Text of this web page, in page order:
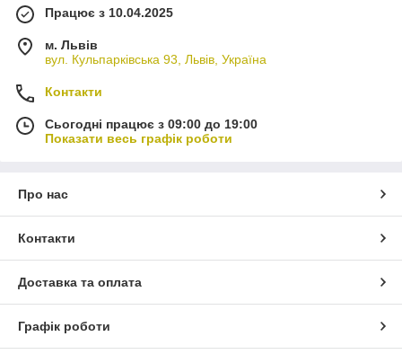
Працює з 10.04.2025
м. Львів
вул. Кульпарківська 93, Львів, Україна
Контакти
Сьогодні працює з 09:00 до 19:00
Показати весь графік роботи
Про нас
Контакти
Доставка та оплата
Графік роботи